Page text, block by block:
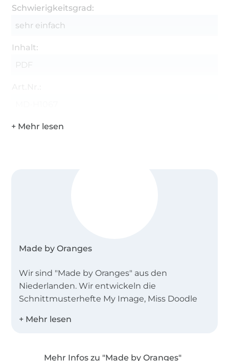
Schwierigkeitsgrad:
sehr einfach
Inhalt:
PDF
Made by Oranges
Wir sind "Made by Oranges" aus den
Niederlanden. Wir entwickeln die
Schnittmusterhefte My Image, Miss Doodle
Mehr Infos zu "Made by Oranges"